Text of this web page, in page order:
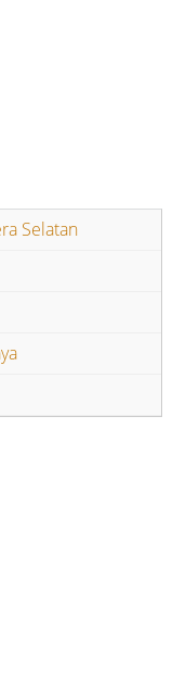
Selatan